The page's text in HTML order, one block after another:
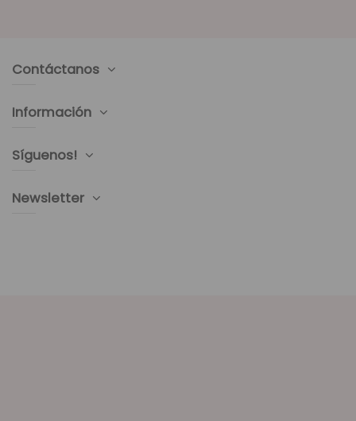
Contáctanos
Información
Síguenos!
Newsletter